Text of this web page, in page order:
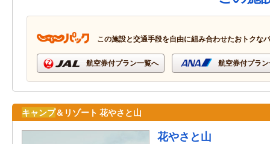
この施設と交通手段を自由に組み合わせたおトクな
航空券付プラン一覧へ 航空券付プラ
キャンプ＆リゾート 花やさと山
花やさと山